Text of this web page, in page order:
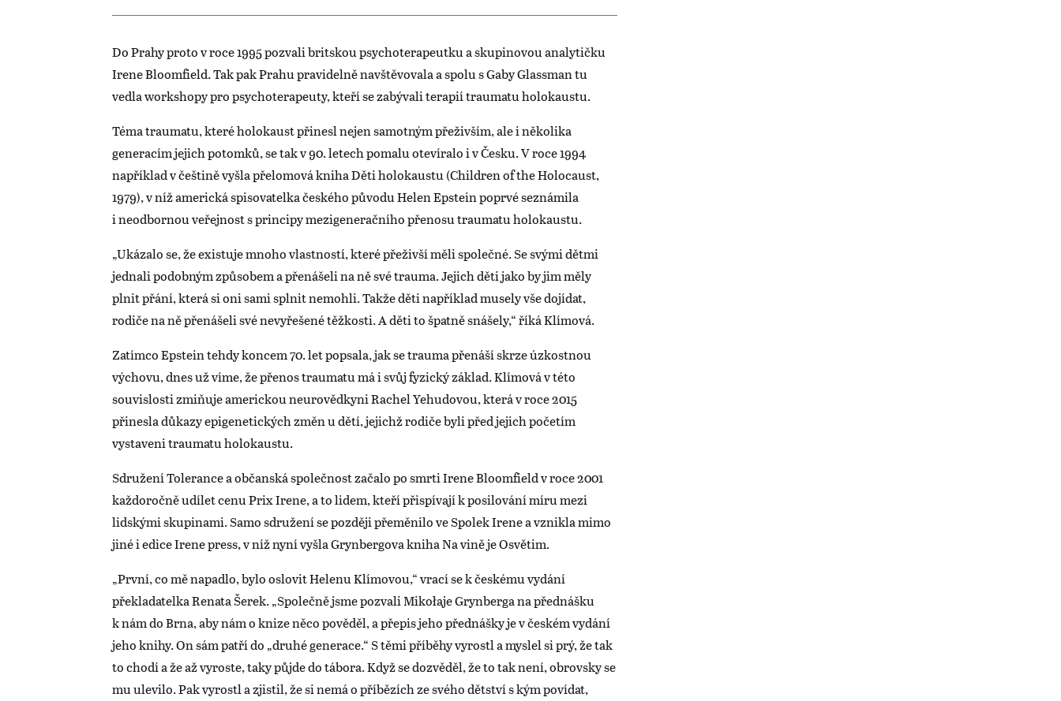
Do Prahy proto v roce 1995 pozvali britskou psychoterapeutku a skupinovou analytičku
Irene Bloomfield. Tak pak Prahu pravidelně navštěvovala a spolu s Gaby Glassman tu
vedla workshopy pro psychoterapeuty, kteří se zabývali terapií traumatu holokaustu.
Téma traumatu, které holokaust přinesl nejen samotným přeživším, ale i několika
generacím jejich potomků, se tak v 90. letech pomalu otevíralo i v Česku. V roce 1994
například v češtině vyšla přelomová kniha Děti holokaustu (Children of the Holocaust,
1979), v níž americká spisovatelka českého původu Helen Epstein poprvé seznámila
i neodbornou veřejnost s principy mezigeneračního přenosu traumatu holokaustu.
„Ukázalo se, že existuje mnoho vlastností, které přeživší měli společné. Se svými dětmi
jednali podobným způsobem a přenášeli na ně své trauma. Jejich děti jako by jim měly
plnit přání, která si oni sami splnit nemohli. Takže děti například musely vše dojídat,
rodiče na ně přenášeli své nevyřešené těžkosti. A děti to špatně snášely,“ říká Klímová.
Zatímco Epstein tehdy koncem 70. let popsala, jak se trauma přenáší skrze úzkostnou
výchovu, dnes už víme, že přenos traumatu má i svůj fyzický základ. Klímová v této
souvislosti zmiňuje americkou neurovědkyni Rachel Yehudovou, která v roce 2015
přinesla důkazy epigenetických změn u dětí, jejichž rodiče byli před jejich početím
vystaveni traumatu holokaustu.
Sdružení Tolerance a občanská společnost začalo po smrti Irene Bloomfield v roce 2001
každoročně udílet cenu Prix Irene, a to lidem, kteří přispívají k posilování míru mezi
lidskými skupinami. Samo sdružení se později přeměnilo ve Spolek Irene a vznikla mimo
jiné i edice Irene press, v níž nyní vyšla Grynbergova kniha Na vině je Osvětim.
„První, co mě napadlo, bylo oslovit Helenu Klímovou,“ vrací se k českému vydání
překladatelka Renata Šerek. „Společně jsme pozvali Mikołaje Grynberga na přednášku
k nám do Brna, aby nám o knize něco pověděl, a přepis jeho přednášky je v českém vydání
jeho knihy. On sám patří do „druhé generace.“ S těmi příběhy vyrostl a myslel si prý, že tak
to chodí a že až vyroste, taky půjde do tábora. Když se dozvěděl, že to tak není, obrovsky se
mu ulevilo. Pak vyrostl a zjistil, že si nemá o příbězích ze svého dětství s kým povídat,